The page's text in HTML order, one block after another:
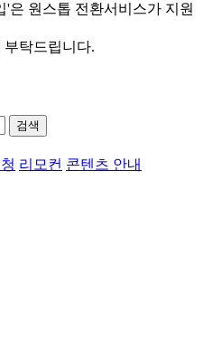
은 원스톱 전환서비스가 지원
탁드립니다.
검색
리모컨 콘텐츠 안내